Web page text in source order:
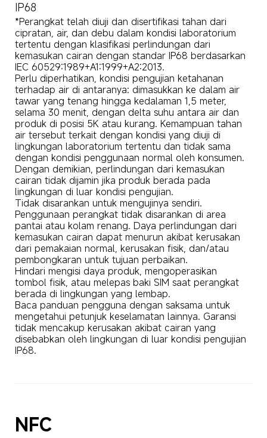
IP68
*Perangkat telah diuji dan disertifikasi tahan dari
cipratan, air, dan debu dalam kondisi laboratorium
tertentu dengan klasifikasi perlindungan dari
kemasukan cairan dengan standar IP68 berdasarkan
IEC 60529:1989+A1:1999+A2:2013.
Perlu diperhatikan, kondisi pengujian ketahanan
terhadap air di antaranya: dimasukkan ke dalam air
tawar yang tenang hingga kedalaman 1,5 meter,
selama 30 menit, dengan delta suhu antara air dan
produk di posisi 5K atau kurang. Kemampuan tahan
air tersebut terkait dengan kondisi yang diuji di
lingkungan laboratorium tertentu dan tidak sama
dengan kondisi penggunaan normal oleh konsumen.
Dengan demikian, perlindungan dari kemasukan
cairan tidak dijamin jika produk berada pada
lingkungan di luar kondisi pengujian.
Tidak disarankan untuk mengujinya sendiri.
Penggunaan perangkat tidak disarankan di area
pantai atau kolam renang. Daya perlindungan dari
kemasukan cairan dapat menurun akibat kerusakan
dari pemakaian normal, kerusakan fisik, dan/atau
pembongkaran untuk tujuan perbaikan.
Hindari mengisi daya produk, mengoperasikan
tombol fisik, atau melepas baki SIM saat perangkat
berada di lingkungan yang lembap.
Baca panduan pengguna dengan saksama untuk
mengetahui petunjuk keselamatan lainnya. Garansi
tidak mencakup kerusakan akibat cairan yang
disebabkan oleh lingkungan di luar kondisi pengujian
IP68.
NFC